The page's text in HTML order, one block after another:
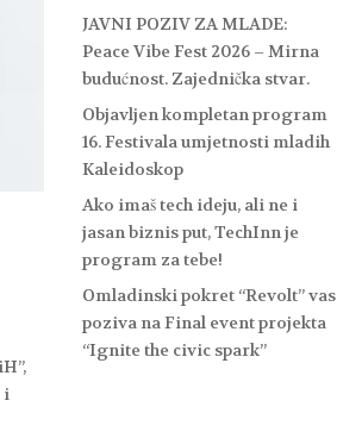
i
JAVNI POZIV ZA MLADE:
Peace Vibe Fest 2026 – Mirna
budućnost. Zajednička stvar.
Objavljen kompletan program
16. Festivala umjetnosti mladih
Kaleidoskop
Ako imaš tech ideju, ali ne i
jasan biznis put, TechInn je
program za tebe!
Omladinski pokret “Revolt” vas
poziva na Final event projekta
“Ignite the civic spark”